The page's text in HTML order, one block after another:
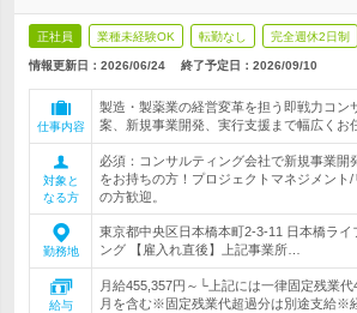
正社員 業種未経験OK 転勤なし 完全週休2日制
情報更新日：2026/06/24 終了予定日： 2026/09/10
仕事内容
製造・製薬業の経営変革を担う即戦力コン
案、新規事業開発、実行支援まで幅広くお
対象と
なる方
必須：コンサルティング会社で新規事業開
をお持ちの方！プロジェクトマネジメント
の方歓迎。
勤務地
東京都中央区日本橋本町2-3-11 日本橋ライ
ング 【雇入れ直後】上記事業所…
給与
月給455,357円～└上記には一律固定残業
月を含む※固定残業代超過分は別途支給※